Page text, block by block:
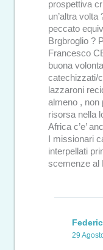
prospettiva
un’altra volta
peccato
Brgbroglio ?
Francesco
buona
catechizzati/
lazzaroni
almeno , non
risorsa nella
Africa c’e’
I missionari
interpellati
scemenze al
29